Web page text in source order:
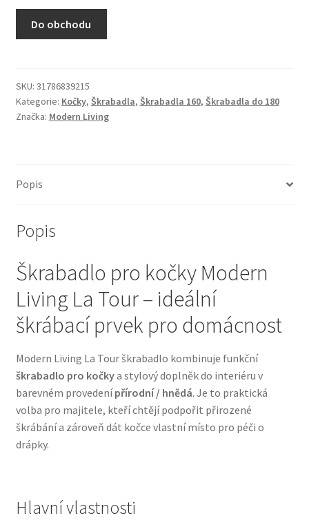
N&D Farmina pro kočky — Italské holistic krmivo
Pamlsky pro kočky
Purizon pro kočky
Veterinární dieta pro kočky
Vše pro psy — Krmivo, doplňky, vybavení
Boudy a výběhy
Bozita pro psy — Švédské krmivo s nordickou kvalitou
Brit pro psy
Granule pro psy
Natural Trainer pro psy — Italské krmivo s
Happy Dog — Německá kvalita a přirozené složení
Do obchodu
SKU: 31786839215
Kategorie: Kočky, Škrabadla, Škrabadla 160, Škrabadla do 180
Značka: Modern Living
Popis
Popis
Škrabadlo pro kočky Modern
Living La Tour – ideální
škrábací prvek pro domácnost
Modern Living La Tour škrabadlo kombinuje funkční
škrabadlo pro kočkya stylový doplněk do interiéru v
barevném provedenípřírodní / hnědá. Je to praktická
volba pro majitele, kteří chtějí podpořit přirozené
škrábání a zároveň dát kočce vlastní místo pro péči o
drápky.
Hlavní vlastnosti